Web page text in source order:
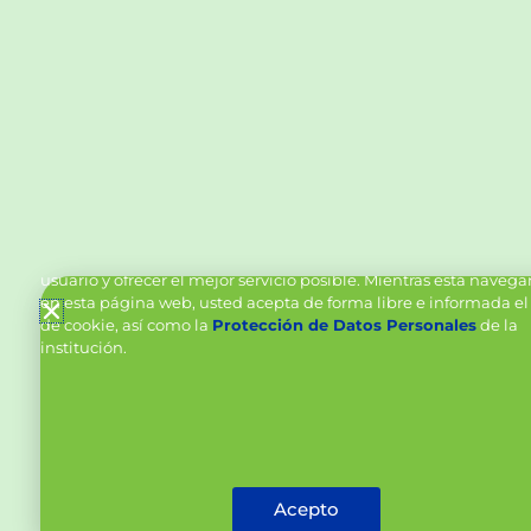
usuario y ofrecer el mejor servicio posible. Mientras está
en esta página web, usted acepta de forma libre e informada el
de cookie, así como la Protección de Datos Personalesde la
institución.
Acepto